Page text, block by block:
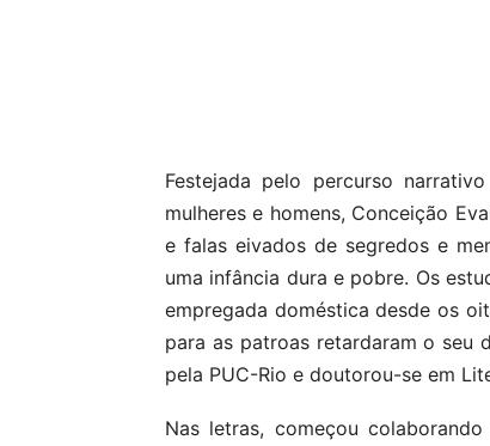
Festejada pelo percurso
mulheres e homens, Conceição
e falas eivados de segredos e
uma infância dura e pobre. Os
empregada doméstica desde os
para as patroas retardaram o seu
pela PUC-Rio e doutorou-se em
Nas letras, começou